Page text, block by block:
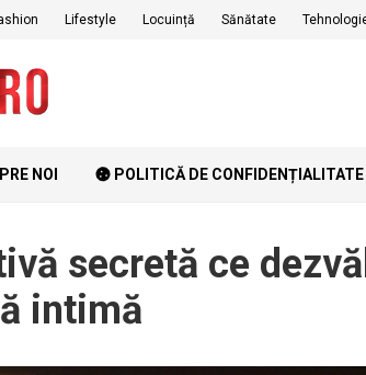
Lifestyle Locuință Sănătate
NOI POLITICĂ DE CONFIDENȚIALITATE
secretă ce
intimă